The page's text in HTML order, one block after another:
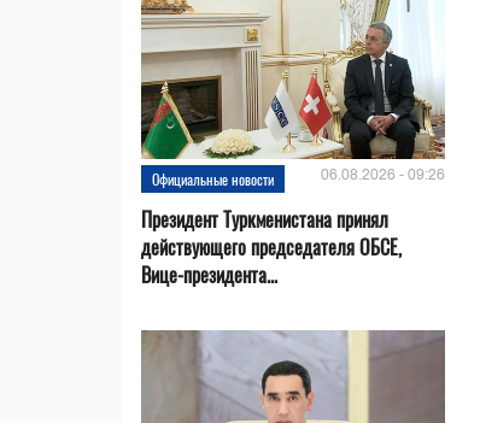
Официальные новости 06.08.2026 - 09:26
Президент Туркменистана принял
действующего председателя ОБСЕ,
Вице-президента...